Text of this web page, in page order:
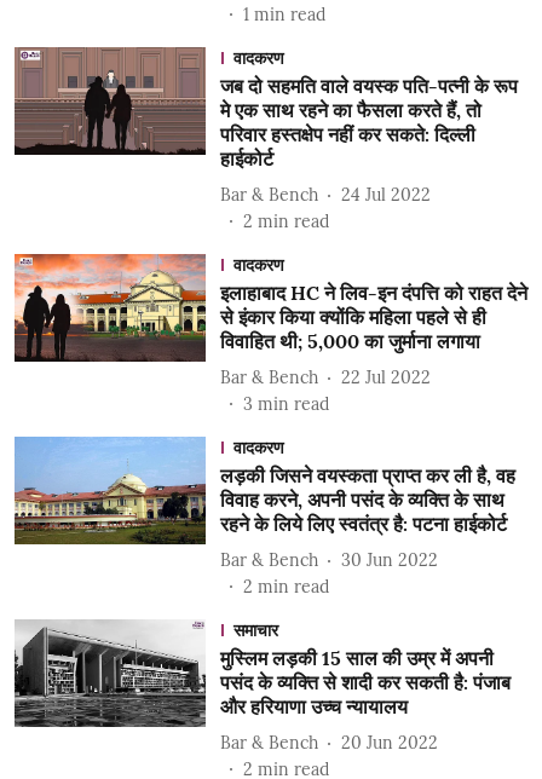
1 min read
वादकरण
जब दो सहमति वाले वयस्क पति-पत्नी के रूप
मे एक साथ रहने का फैसला करते हैं, तो
परिवार हस्तक्षेप नहीं कर सकते: दिल्ली
हाईकोर्ट
Bar & Bench
24 Jul 2022
2 min read
वादकरण
इलाहाबाद HC ने लिव-इन दंपत्ति को राहत देने
से इंकार किया क्योंकि महिला पहले से ही
विवाहित थी; 5,000 का जुर्माना लगाया
Bar & Bench
22 Jul 2022
3 min read
वादकरण
लड़की जिसने वयस्कता प्राप्त कर ली है, वह
विवाह करने, अपनी पसंद के व्यक्ति के साथ
रहने के लिये लिए स्वतंत्र है: पटना हाईकोर्ट
Bar & Bench
30 Jun 2022
2 min read
समाचार
मुस्लिम लड़की 15 साल की उम्र में अपनी
पसंद के व्यक्ति से शादी कर सकती है: पंजाब
और हरियाणा उच्च न्यायालय
Bar & Bench
20 Jun 2022
2 min read